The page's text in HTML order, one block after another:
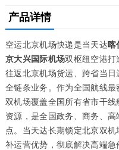
产品详情
空运北京机场快递是当天达 喀
京大兴国际机场双枢纽空港打
往返北京机场货运、跨省当日
全链条业务。作为全国航线
双机场覆盖全国所有省市干
资源，是全国政务、商务、
点。当天达长期锁定北京双
补运营优势，彻底解决高端